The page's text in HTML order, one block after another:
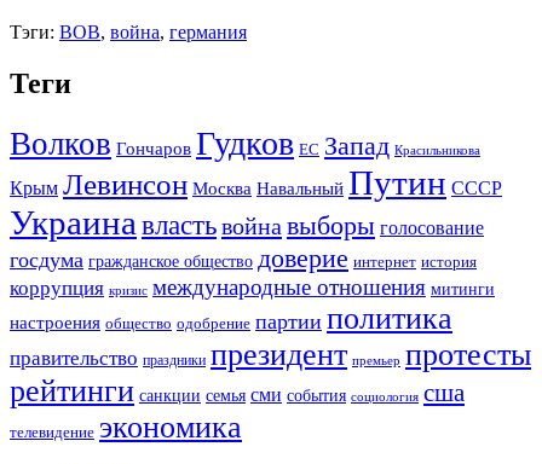
Тэги: ВОВ, война, германия
Теги
Волков Гончаров Гудков ЕС Запад Красильникова
Крым Левинсон Москва Навальный Путин СССР
Украина властьвойна выборы голосование
госдума гражданское общество доверие интернет история
коррупция кризис международные отношения митинги
настроения общество одобрение партии политика
правительство праздники президент премьер протесты
рейтинги санкции семья сми события социология сша
телевидение экономика